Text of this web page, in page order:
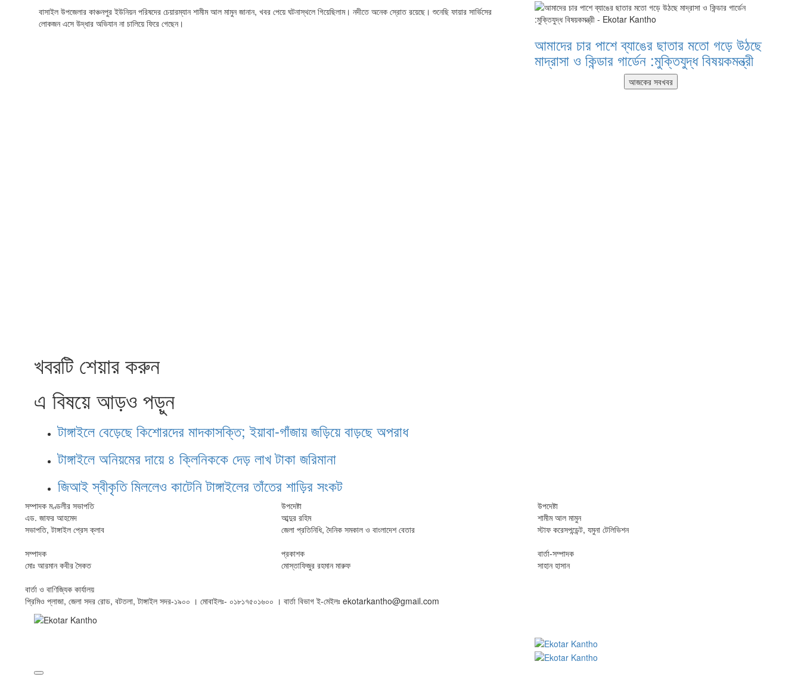
বাসাইল উপজেলার কাঞ্চনপুর ইউনিয়ন পরিষদের চেয়ারম্যান শামীম আল মামুন জানান, খবর পেয়ে ঘটনাস্থলে গিয়েছিলাম। নদীতে অনেক স্রোত রয়েছে। শুনেছি ফায়ার সার্ভিসের
লোকজন এসে উদ্ধার অভিযান না চালিয়ে ফিরে গেছেন।
খবরটি শেয়ার করুন
এ বিষয়ে আড়ও পড়ুন
টাঙ্গাইলে বেড়েছে কিশোরদের মাদকাসক্তি; ইয়াবা-গাঁজায় জড়িয়ে বাড়ছে অপরাধ
টাঙ্গাইলে অনিয়মের দায়ে ৪ ক্লিনিককে দেড় লাখ টাকা জরিমানা
জিআই স্বীকৃতি মিললেও কাটেনি টাঙ্গাইলের তাঁতের শাড়ির সংকট
আমাদের চার পাশে ব্যাঙের ছাতার মতো গড়ে উঠছে
মাদ্রাসা ও কিন্ডার গার্ডেন :মুক্তিযুদ্ধ বিষয়কমন্ত্রী
সম্পাদক মণ্ডলীর সভাপতি
এড. জাফর আহমেদ
সভাপতি, টাঙ্গাইল প্রেস ক্লাব
উপদেষ্টা
আব্দুর রহিম
জেলা প্রতিনিধি, দৈনিক সমকাল ও বাংলাদেশ বেতার
উপদেষ্টা
শামীম আল মামুন
স্টাফ করেসপন্ডেন্ট, যমুনা টেলিভিশন
সম্পাদক
মোঃ আরমান কবীর সৈকত
প্রকাশক
মোস্তাফিজুর রহমান মারুফ
বার্তা-সম্পাদক
সাহান হাসান
বার্তা ও বাণিজ্যিক কার্যালয়
প্রিমিও প্লাজা, জেলা সদর রোড, বটতলা, টাঙ্গাইল সদর-১৯০০ । মোবাইলঃ- ০১৮১৭৫০১৬০০ । বার্তা বিভাগ ই-মেইলঃ ekotarkantho@gmail.com